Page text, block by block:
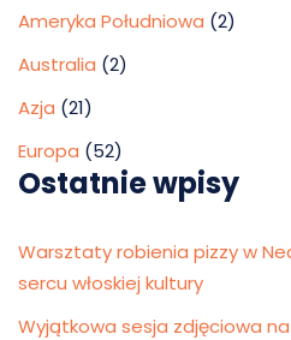
Ameryka Południowa (2)
Australia (2)
Azja (21)
Europa (52)
Ostatnie wpisy
Warsztaty robienia pizzy w
sercu włoskiej kultury
Wyjątkowa sesja zdjęciowa